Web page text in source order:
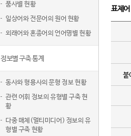
품사별 현황
일상어와 전문어의 원어 현황
외래어와 혼종어의 언어명별 현황
정보별 구축 통계
동사와 형용사의 문형 정보 현황
관련 어휘 정보의 유형별 구축 현
황
다중 매체(멀티미디어) 정보의 유
형별 구축 현황
표제
붙